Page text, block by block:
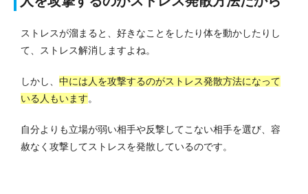
ストレスが溜まると、好きなことをしたり体を動かしたりし
て、ストレス解消しますよね。
しかし、 中には人を攻撃するのがストレス発散方法になって
いる人もいます。
自分よりも立場が弱い相手や反撃してこない相手を選び、容
赦なく攻撃してストレスを発散しているのです。